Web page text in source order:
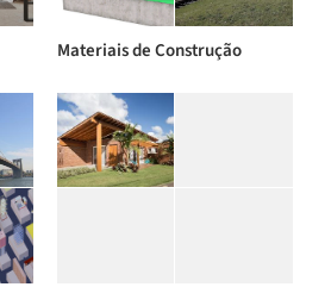
Materiais de Construção